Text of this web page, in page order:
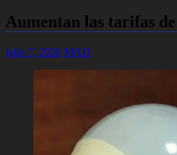
Aumentan las tarifas
julio 7, 2026 MAD